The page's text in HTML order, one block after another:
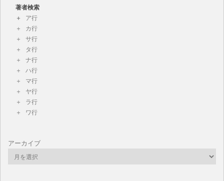
著者検索
ア行
カ行
サ行
タ行
ナ行
ハ行
マ行
ヤ行
ラ行
ワ行
アーカイブ